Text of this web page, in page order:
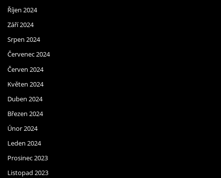
Říjen 2024
Září 2024
Srpen 2024
Červenec 2024
Červen 2024
Květen 2024
Duben 2024
Březen 2024
Únor 2024
Leden 2024
Prosinec 2023
Listopad 2023